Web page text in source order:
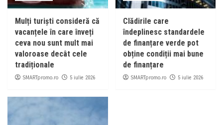
Mulți turiști consideră că
vacanțele în care înveți
ceva nou sunt mult mai
valoroase decât cele
tradiționale
SMARTpromo.ro 5 iulie 2026
Clădirile care
îndeplinesc standardele
de finanțare verde pot
obține condiții mai bune
de finanțare
SMARTpromo.ro 5 iulie 2026